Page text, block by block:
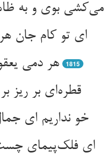
می‌کشی بوی و به
ای تو کام جان
هر دمی
1815
قطره‌ای بر ریز
خو نداریم ای
ای فلک‌پیمای